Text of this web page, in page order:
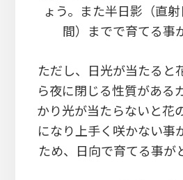
ょう。また半日影（直
間）までで育てる事
ただし、日光が当たると
ら夜に閉じる性質がある
かり光が当たらないと花
になり上手く咲かない事
ため、日向で育てる事が